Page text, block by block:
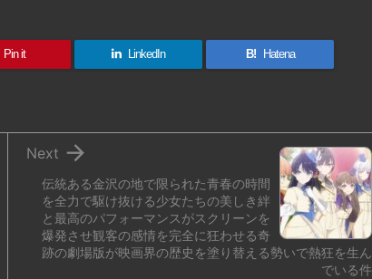
Pin it LinkedIn B! Hatena
伝統ある金沢の地で限られた青春の時間
を全力で駆け抜ける少女たちの美しき絆
と最高のパフォーマンスがスクリーンを
爆発させ観客の感情を完全に狂わせる奇
跡の劇場版が映画界の歴史を塗り替える勢いで熱狂を生ん
でいる件

Next